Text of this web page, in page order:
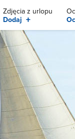
Zdjęcia z urlopu
Dodaj +